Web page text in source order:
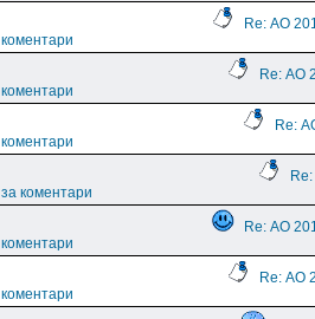
Re: АО
коментари
Re: АО
коментари
Re:
коментари
за коментари
Re: АО
коментари
Re: АО
коментари